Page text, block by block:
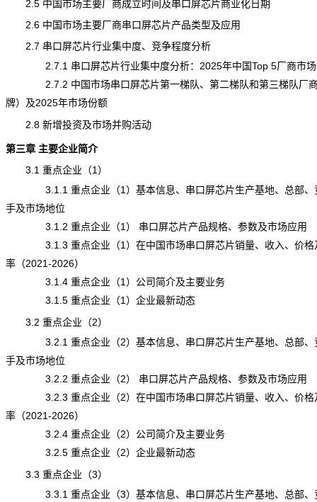
2.5 中国市场主要厂商成立时间及串口屏芯片商业化日期
2.6 中国市场主要厂商串口屏芯片产品类型及应用
2.7 串口屏芯片行业集中度、竞争程度分析
2.7.1 串口屏芯片行业集中度分析：2025年中国Top 5厂商市场
2.7.2 中国市场串口屏芯片第一梯队、第二梯队和第三梯队厂
牌）及2025年市场份额
2.8 新增投资及市场并购活动
第三章 主要企业简介
3.1 重点企业（1）
3.1.1 重点企业（1）基本信息、串口屏芯片生产基地、总部、
手及市场地位
3.1.2 重点企业（1） 串口屏芯片产品规格、参数及市场应用
3.1.3 重点企业（1）在中国市场串口屏芯片销量、收入、价格
率（2021-2026）
3.1.4 重点企业（1）公司简介及主要业务
3.1.5 重点企业（1）企业最新动态
3.2 重点企业（2）
3.2.1 重点企业（2）基本信息、串口屏芯片生产基地、总部、
手及市场地位
3.2.2 重点企业（2） 串口屏芯片产品规格、参数及市场应用
3.2.3 重点企业（2）在中国市场串口屏芯片销量、收入、价格
率（2021-2026）
3.2.4 重点企业（2）公司简介及主要业务
3.2.5 重点企业（2）企业最新动态
3.3 重点企业（3）
3.3.1 重点企业（3）基本信息、串口屏芯片生产基地、总部、